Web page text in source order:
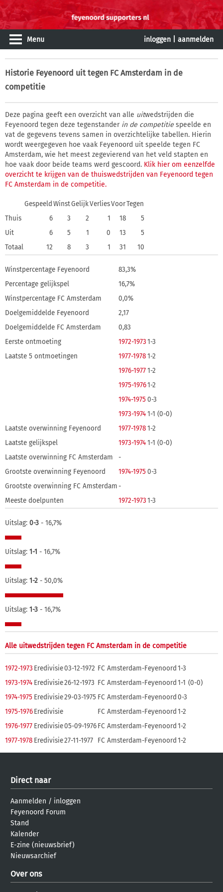
Menu inloggen aanmelden
Historie Feyenoord uit tegen FC Amsterdam in de
competitie
Deze pagina geeft een overzicht van alle uitwedstrijden die
Feyenoord tegen deze tegenstander in de competitie speelde en
vat de gegevens tevens samen in overzichtelijke tabellen. Hierin
wordt weergegeven hoe vaak Feyenoord uit speelde tegen FC
Amsterdam, wie het meest zegevierend van het veld stapten en
hoe vaak door beide teams werd gescoord. Klik hier om eenzelfde
overzicht te krijgen van de thuiswedstrijden van Feyenoord tegen
FC Amsterdam in de competitie.
Gespeeld WinstGelijkVerliesVoorTegen
Thuis
6 3 2 1 18
5
Uit
6 5 1 0 13
5
Totaal
12 8 3 1 31 10
Winstpercentage Feyenoord
83,3%
Percentage gelijkspel
16,7%
Winstpercentage FC Amsterdam
0,0%
Doelgemiddelde Feyenoord
2,17
Doelgemiddelde FC Amsterdam
0,83
Eerste ontmoeting
1972-19731-3
Laatste 5 ontmoetingen
1977-19781-2
1976-19771-2
1975-19761-2
1974-19750-3
1973-19741-1 (0-0)
Laatste overwinning Feyenoord
1977-19781-2
Laatste gelijkspel
1973-19741-1 (0-0)
Laatste overwinning FC Amsterdam
-
Grootste overwinning Feyenoord
1974-19750-3
Grootste overwinning FC Amsterdam-
Meeste doelpunten
1972-19731-3
Uitslag: 0-3 - 16,7%
Uitslag: 1-1 - 16,7%
Uitslag: 1-2 - 50,0%
Uitslag: 1-3 - 16,7%
Alle uitwedstrijden tegen FC Amsterdam in de competitie
1972-1973 Eredivisie03-12-1972 FC Amsterdam-Feyenoord 1-3
1973-1974 Eredivisie26-12-1973 FC Amsterdam-Feyenoord 1-1 (0-0)
1974-1975 Eredivisie29-03-1975 FC Amsterdam-Feyenoord 0-3
1975-1976Eredivisie FC Amsterdam-Feyenoord 1-2
1976-1977 Eredivisie05-09-1976FC Amsterdam-Feyenoord 1-2
1977-1978 Eredivisie27-11-1977 FC Amsterdam-Feyenoord 1-2
Direct naar
Aanmelden / inloggen
Feyenoord Forum
Stand
Kalender
E-zine (nieuwsbrief)
Nieuwsarchief
Over ons